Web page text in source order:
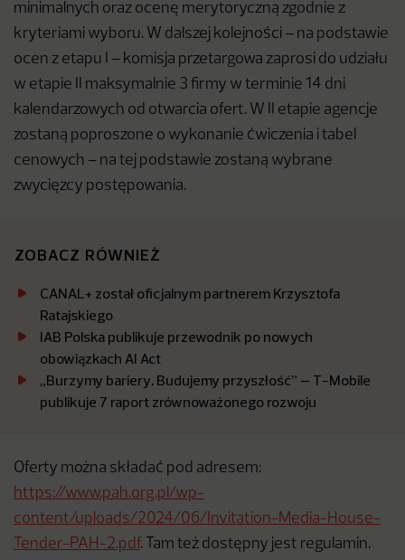
minimalnych oraz ocenę merytoryczną zgodnie z
kryteriami wyboru. W dalszej kolejności – na podstawie
ocen z etapu I – komisja przetargowa zaprosi do udziału
w etapie II maksymalnie 3 firmy w terminie 14 dni
kalendarzowych od otwarcia ofert. W II etapie agencje
zostaną poproszone o wykonanie ćwiczenia i tabel
cenowych – na tej podstawie zostaną wybrane
zwycięzcy postępowania.
ZOBACZ RÓWNIEŻ
CANAL+ został oficjalnym partnerem Krzysztofa
Ratajskiego
IAB Polska publikuje przewodnik po nowych
obowiązkach AI Act
„Burzymy bariery. Budujemy przyszłość” – T-Mobile
publikuje 7 raport zrównoważonego rozwoju
Oferty można składać pod adresem:
https://www.pah.org.pl/wp-
content/uploads/2024/06/Invitation-Media-House-
Tender-PAH-2.pdf. Tam też dostępny jest regulamin.